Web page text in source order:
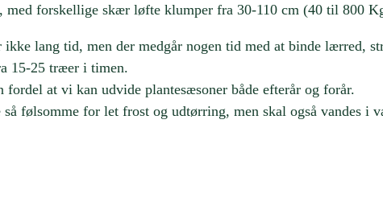
med forskellige skær løfte klumper fra 30-110 cm (40 til 800
ikke lang tid, men der medgår nogen tid med at binde lærred,
15-25 træer i timen.
fordel at vi kan udvide plantesæsoner både efterår og forår.
følsomme for let frost og udtørring, men skal også vandes i